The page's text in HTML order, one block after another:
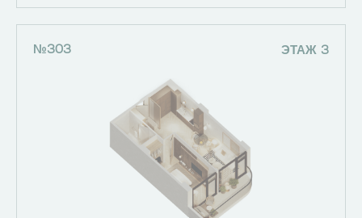
№303 ЭТАЖ 3